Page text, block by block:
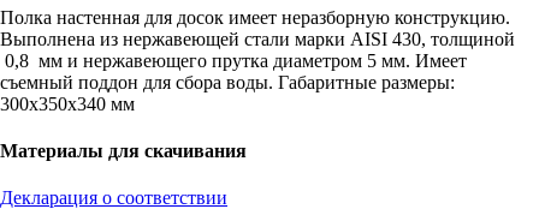
Полка настенная для досок имеет неразборную конструкцию.
Выполнена из нержавеющей стали марки AISI 430, толщиной
0,8 мм и нержавеющего прутка диаметром 5 мм. Имеет
съемный поддон для сбора воды. Габаритные размеры:
300х350х340 мм
Материалы для скачивания
Декларация о соответствии